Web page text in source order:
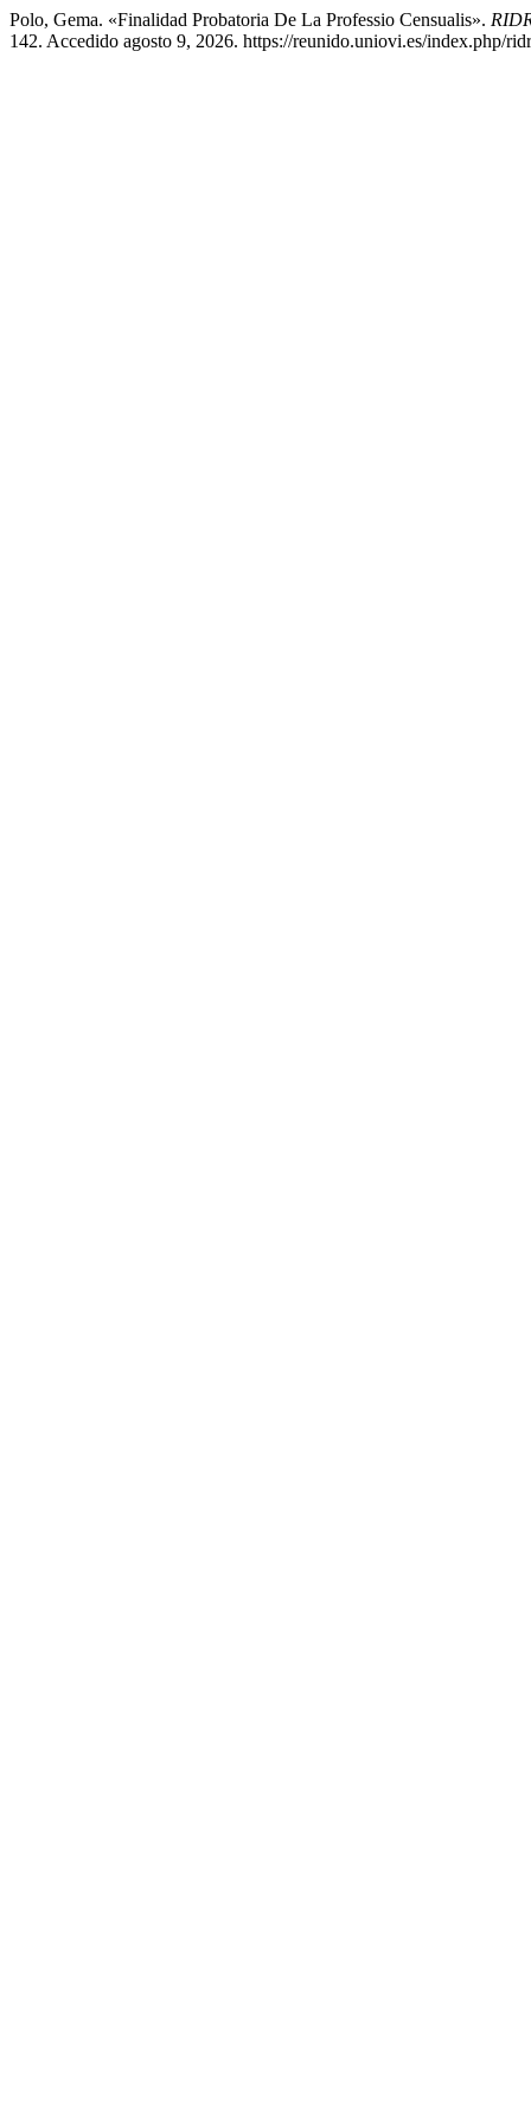
Polo, Gema. «Finalidad Probatoria De La Professio Censualis».
142. Accedido agosto 9, 2026. https://reunido.uniovi.es/index.php/